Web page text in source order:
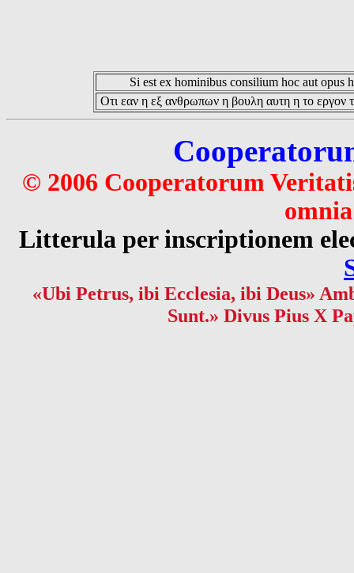
Si est ex hominibus consilium hoc aut opus
Οτι εαν η εξ ανθρωπων η βουλη αυτη η το εργον
© 2006 Cooperatorum
Litterula per inscriptionem
«Ubi Petrus, ibi Ecclesia, ibi Deus»
Sunt.» Divus Pius X